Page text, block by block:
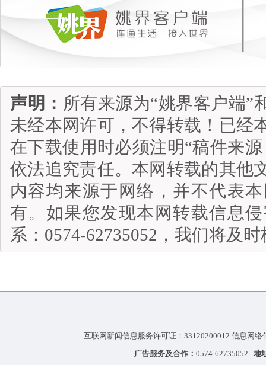
声明： 所有来源为“姚界客户端”
未经本网许可，不得转载！已经
在下载使用时必须注明“稿件来
依法追究责任。本网转载的其他
内容均来源于网络，并不代表
有。如果您发现本网转载信息
系：0574-62735052，我们将及
互联网新闻信息服务许可证：33120200012 信息网
广告服务及合作： 0574-62735052 地